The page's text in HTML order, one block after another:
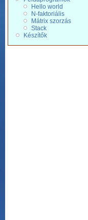
Hello world
N-faktoriális
Mátrix szorzás
Stack
Készítők